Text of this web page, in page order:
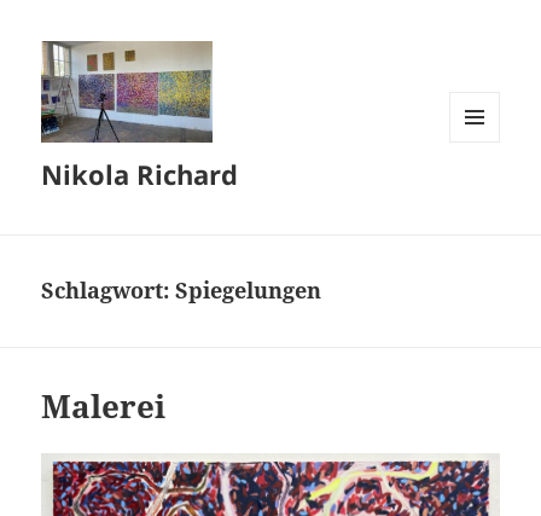
Nikola Richard
Schlagwort:Spiegelungen
Malerei